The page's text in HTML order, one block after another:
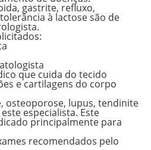
gastrite, refluxo,
à lactose são de
que cuida do tecido
e cartilagens do corpo
osteoporose, lupus, tendinite
especialista. Este
principalmente para
recomendados pelo